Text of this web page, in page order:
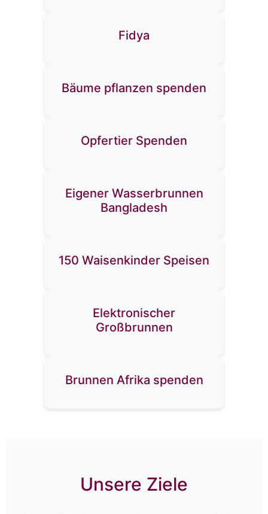
Fidya
Bäume pflanzen spenden
Opfertier Spenden
Eigener Wasserbrunnen
Bangladesh
150 Waisenkinder Speisen
Elektronischer
Großbrunnen
Brunnen Afrika spenden
Unsere Ziele